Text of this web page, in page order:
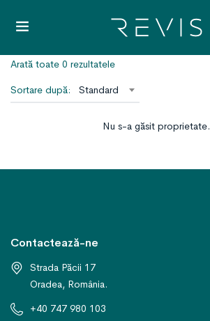
Arată toate 0 rezultatele
Sortare după: Standard
Nu s-a găsit proprietate.
Contactează-ne
Strada Păcii 17
Oradea, România.
+40 747 980 103